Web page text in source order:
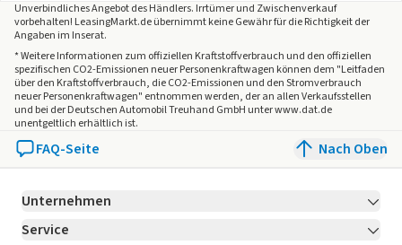
Unverbindliches Angebot desHändlers. Irrtümer und Zwischenverkauf
vorbehalten! LeasingMarkt.de übernimmt keine Gewähr für die Richtigkeit der
Angaben im Inserat.
* Weitere Informationen zum offiziellen Kraftstoffverbrauch und den offiziellen
spezifischen CO2-Emissionen neuer Personenkraftwagen können dem "Leitfaden
über den Kraftstoffverbrauch, die CO2-Emissionen und den Stromverbrauch
neuer Personenkraftwagen" entnommen werden, der an allen Verkaufsstellen
und bei der Deutschen Automobil Treuhand GmbH unter www.dat.de
unentgeltlich erhältlich ist.
FAQ-Seite Nach Oben
Unternehmen
Über LeasingMarkt.de
Service